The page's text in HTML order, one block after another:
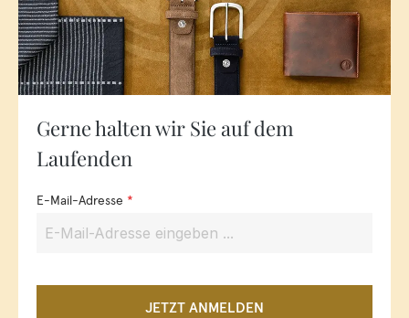
Gerne halten wir Sie auf dem
Laufenden
E-Mail-Adresse *
JETZT ANMELDEN